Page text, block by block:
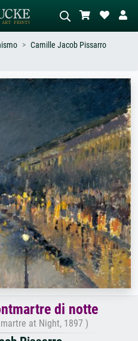
Descrivi la scena – es. prato verde,
astratto con molto rosso, dipinto a
olio scuro, nudo in piedi vicino a un
albero.
Camille Jacob Pissarro
di notte
at Night, 1897 )